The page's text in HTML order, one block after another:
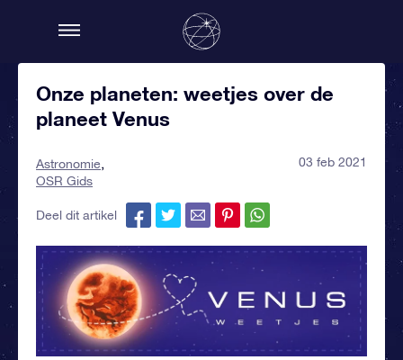
Onze planeten: weetjes over de
planeet Venus
Astronomie
OSR Gids
03 feb 2021
Deel dit artikel